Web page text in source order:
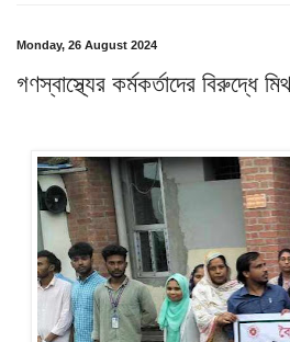
Monday, 26 August 2024
গণস্বাস্থ্যের কর্মকর্তাদের বিরুদ্ধে